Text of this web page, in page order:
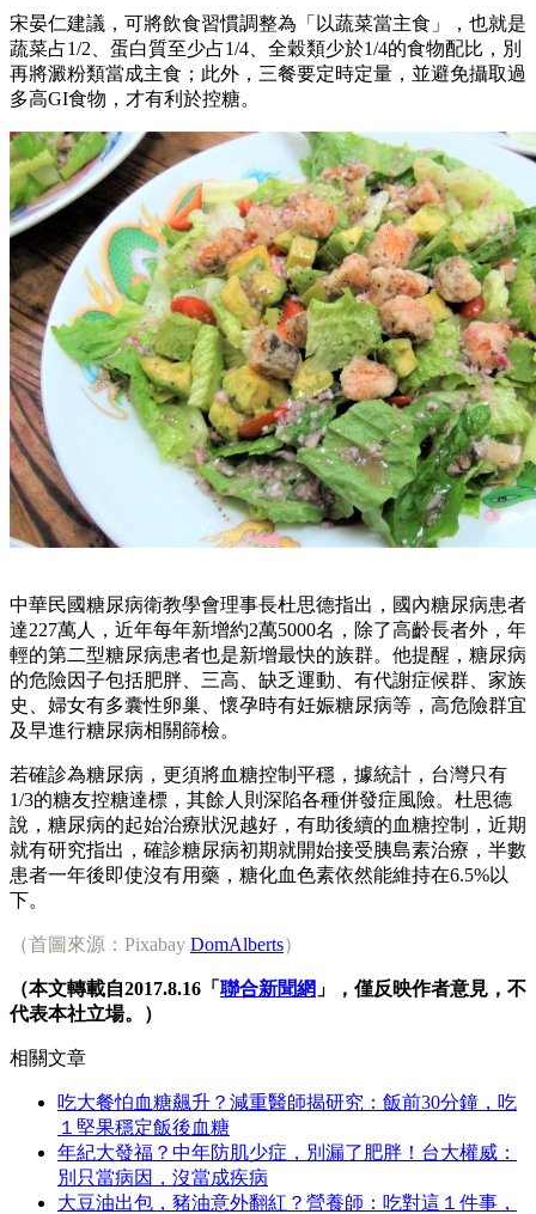
宋晏仁建議，可將飲食習慣調整為「以蔬菜當主食」，也就是
蔬菜占1/2、蛋白質至少占1/4、全穀類少於1/4的食物配比，別
再將澱粉類當成主食；此外，三餐要定時定量，並避免攝取過
多高GI食物，才有利於控糖。
中華民國糖尿病衛教學會理事長杜思德指出，國內糖尿病患者
達227萬人，近年每年新增約2萬5000名，除了高齡長者外，年
輕的第二型糖尿病患者也是新增最快的族群。他提醒，糖尿病
的危險因子包括肥胖、三高、缺乏運動、有代謝症候群、家族
史、婦女有多囊性卵巢、懷孕時有妊娠糖尿病等，高危險群宜
及早進行糖尿病相關篩檢。
若確診為糖尿病，更須將血糖控制平穩，據統計，台灣只有
1/3的糖友控糖達標，其餘人則深陷各種併發症風險。杜思德
說，糖尿病的起始治療狀況越好，有助後續的血糖控制，近期
就有研究指出，確診糖尿病初期就開始接受胰島素治療，半數
患者一年後即使沒有用藥，糖化血色素依然能維持在6.5%以
下。
（首圖來源：Pixabay DomAlberts）
（本文轉載自2017.8.16「 聯合新聞網 」，僅反映作者意見，不
代表本社立場。）
相關文章
吃大餐怕血糖飆升？減重醫師揭研究：飯前30分鐘，吃
１堅果穩定飯後血糖
年紀大發福？中年防肌少症，別漏了肥胖！台大權威：
別只當病因，沒當成疾病
大豆油出包，豬油意外翻紅？營養師：吃對這１件事，